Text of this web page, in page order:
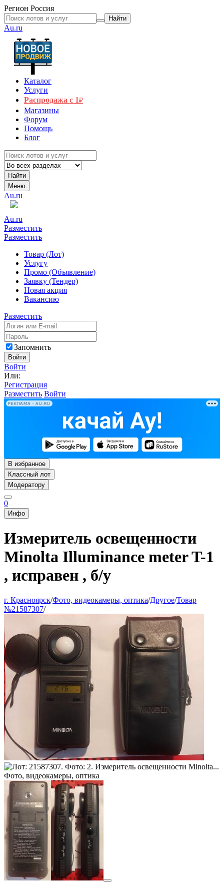
Регион Россия
Найти
Au.ru
Каталог
Услуги
Распродажа с 1₽
Магазины
Форум
Помощь
Блог
Найти
Меню
Au.ru
Au.ru
Разместить
Разместить
Товар (Лот)
Услугу
Промо (Объявление)
Заявку (Тендер)
Новая акция
Вакансию
Разместить
Запомнить
Войти
Войти
Или:
Регистрация
Разместить Войти
РЕКЛАМА • AU.RU
В избранное
Классный лот
Модератору
0
Инфо
Измеритель освещенности
Minolta Illuminance meter T-1
, исправен , б/у
г. Красноярск/Фото, видеокамеры, оптика/Другое/Товар
№21587307/